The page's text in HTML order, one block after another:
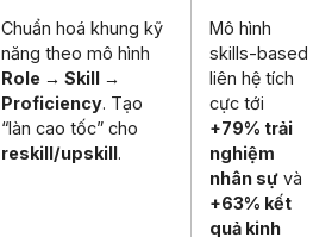
Chuẩn hoá khung kỹ
năng theo mô hình
Role → Skill →
Proficiency . Tạo
“làn cao tốc” cho
reskill/upskill
Mô hình
skills-based
liên hệ tích
cực tới
+79% trải
nghiệm
nhân sự và
+63% kết
quả kinh